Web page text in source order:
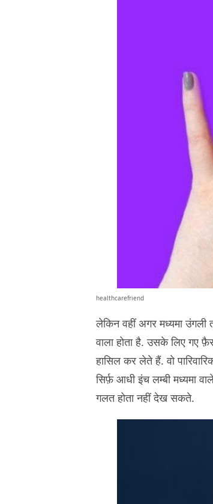
healthcarefriend
लेकिन वहीं अगर मध्यमा उंगली
वाला होता है. उसके लिए गए
हासिल कर लेते हैं. वो
सिर्फ़ आधी इंच लम्बी मध्यमा
गलत होता नहीं देख सकते.